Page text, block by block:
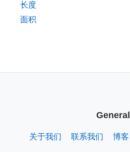
长度
面积
General
关于我们 联系我们 博客